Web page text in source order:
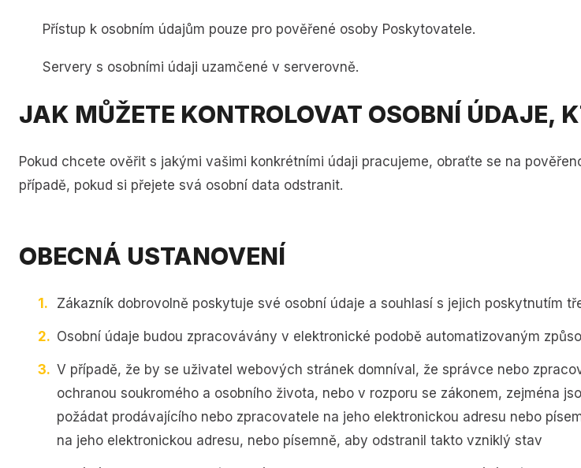
Přístup k osobním údajům pouze pro pověřené osoby Poskytovatele.
Servery s osobními údaji uzamčené v serverovně.
JAK MŮŽETE KONTROLOVAT OSOBNÍ ÚDAJE,
Pokud chcete ověřit s jakými vašimi konkrétními údaji pracujeme, obraťte se na
případě, pokud si přejete svá osobní data odstranit.
OBECNÁ USTANOVENÍ
Zákazník dobrovolně poskytuje své osobní údaje a souhlasí s jejich poskytnutím
Osobní údaje budou zpracovávány v elektronické podobě automatizovaným
V případě, že by se uživatel webových stránek domníval, že správce nebo
ochranou soukromého a osobního života, nebo v rozporu se zákonem, zejména
požádat prodávajícího nebo zpracovatele na jeho elektronickou adresu nebo
na jeho elektronickou adresu, nebo písemně, aby odstranil takto vzniklý stav